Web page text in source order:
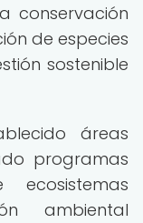
conservación
de especies
sostenible
áreas
programas
ambiental